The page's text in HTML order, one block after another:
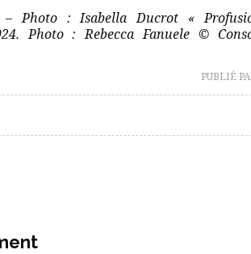
– Photo : Isabella Ducrot «
Photo : Rebecca Fanuele ©
PUBLIÉ